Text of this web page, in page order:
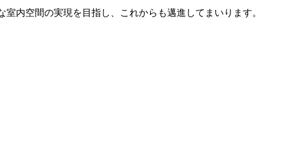
内空間の実現を目指し、これからも邁進してまいります。